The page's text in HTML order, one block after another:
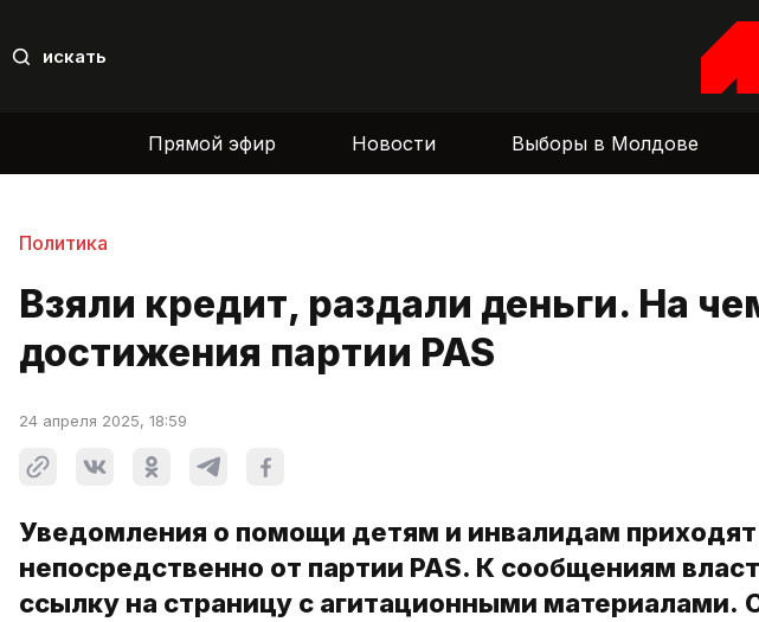
искать
Прямой эфир Новости Выборы в Молдове
Политика
Взяли кредит, раздали деньги. На
достижения партии PAS
24 апреля 2025, 18:59
Уведомления о помощи детям и инвалидам приходят
непосредственно от партии PAS. К сообщениям
ссылку на страницу с агитационными материалами.